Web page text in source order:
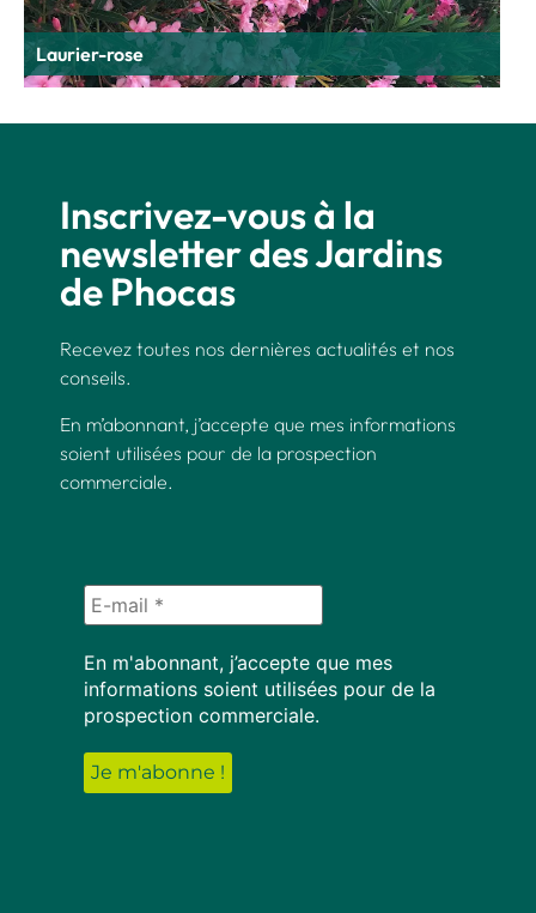
Laurier-rose
Inscrivez-vous à la
newsletter des Jardins
de Phocas
Recevez toutes nos dernières actualités et nos
conseils.
En m’abonnant, j’accepte que mes informations
soient utilisées pour de la prospection
commerciale.
En m'abonnant, j’accepte que mes
informations soient utilisées pour de la
prospection commerciale.